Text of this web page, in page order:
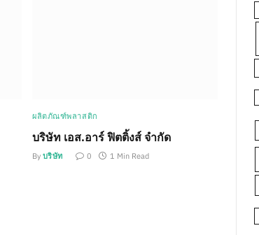
ผลิตภัณฑ์พลาสติก
บริษัท เอส.อาร์ ฟิตติ้งส์ จำกัด
By บริษัท 0 1 Min Read